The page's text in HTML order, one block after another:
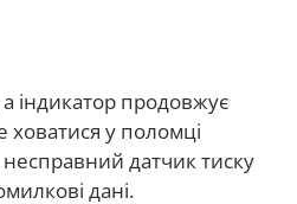
індикатор продовжує
ховатися у поломці
датчик тиску
дані.